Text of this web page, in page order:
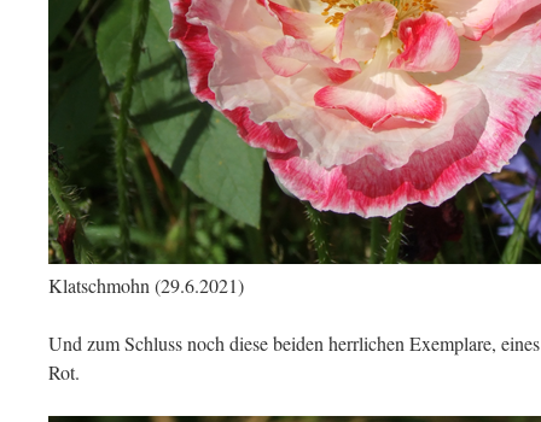
Klatschmohn (29.6.2021)
Und zum Schluss noch diese beiden herrlichen Exemplare,
Rot.